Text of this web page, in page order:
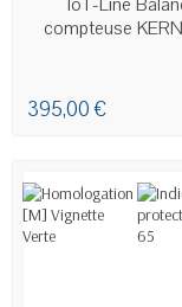
compteuse
395,00 €